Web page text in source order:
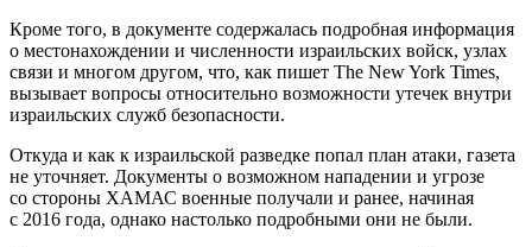
Кроме того, в документе содержалась подробная информация
о местонахождении и численности израильских войск, узлах
связи и многом другом, что, как пишет The New York Times,
вызывает вопросы относительно возможности утечек внутри
израильских служб безопасности.
Откуда и как к израильской разведке попал план атаки, газета
не уточняет. Документы о возможном нападении и угрозе
со стороны ХАМАС военные получали и ранее, начиная
с 2016 года, однако настолько подробными они не были.